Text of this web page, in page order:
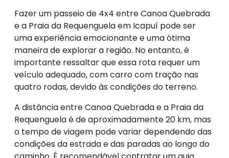
Fazer um passeio de 4x4 entre Canoa Quebrada
e a Praia da Requenguela em Icapuí pode ser
uma experiência emocionante e uma ótima
maneira de explorar a região. No entanto, é
importante ressaltar que essa rota requer um
veículo adequado, com carro com tração nas
quatro rodas, devido às condições do terreno.
A distância entre Canoa Quebrada e a Praia da
Requenguela é de aproximadamente 20 km, mas
o tempo de viagem pode variar dependendo das
condições da estrada e das paradas ao longo do